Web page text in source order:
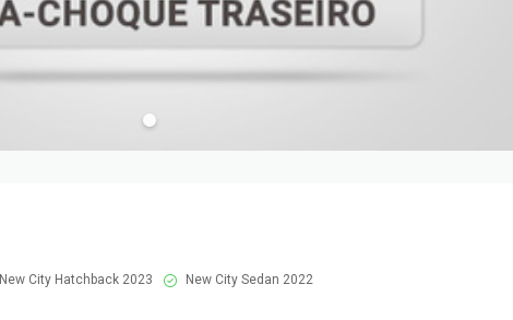
New City Hatchback 2023
New City Sedan 2022